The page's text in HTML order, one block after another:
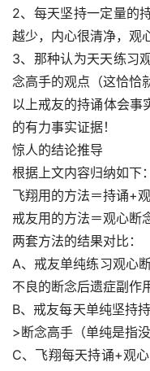
2、每天坚持一定量的
越少，内心很清净，观
3、那种认为天天练习
念高手的观点（这恰恰
以上戒友的持诵体会事
的有力事实证据！
惊人的结论推导
根据上文内容归纳如下：
飞翔用的方法＝持诵+
戒友用的方法＝观心断
两套方法的结果对比：
A、戒友单纯练习观心
不良的断念后遗症副作
B、戒友每天单纯坚持
>断念高手（单纯是指
C、飞翔每天持诵+观